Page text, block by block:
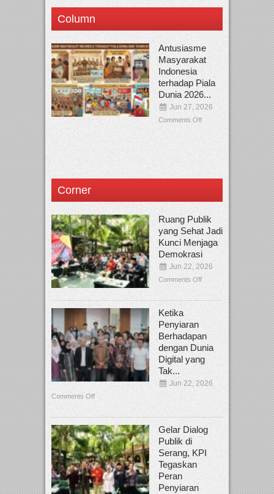
Column
Antusiasme
Masyarakat
Indonesia
terhadap Piala
Dunia 2026...
Jun 27, 2026
Comments Off
Corner
Ruang Publik
yang Sehat Jadi
Kunci Menjaga
Demokrasi
Jun 22, 2026
Comments Off
Ketika
Penyiaran
Berhadapan
dengan Dunia
Digital yang
Tak...
Jun 22, 2026
Comments Off
Gelar Dialog
Publik di
Serang, KPI
Tegaskan
Peran
Penyiaran